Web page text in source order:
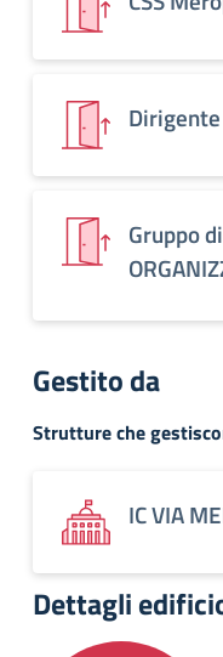
Gruppo
Gestito da
Strutture che
IC VIA
Dettagli